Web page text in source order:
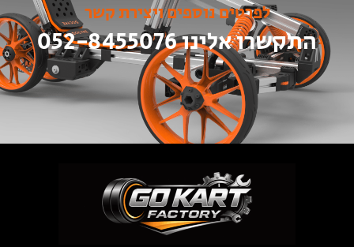
לפרטים נוספים ויצירת קשר
התקשרו אלינו 052-8455076